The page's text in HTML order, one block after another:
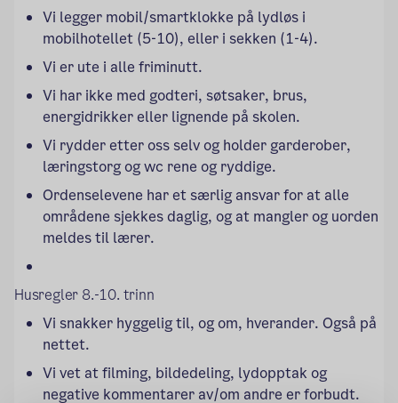
Vi legger mobil/smartklokke på lydløs i
mobilhotellet (5-10), eller i sekken (1-4).
Vi er ute i alle friminutt.
Vi har ikke med godteri, søtsaker, brus,
energidrikker eller lignende på skolen.
Vi rydder etter oss selv og holder garderober,
læringstorg og wc rene og ryddige.
Ordenselevene har et særlig ansvar for at alle
områdene sjekkes daglig, og at mangler og uorden
meldes til lærer.
Husregler 8.-10. trinn
Vi snakker hyggelig til, og om, hverander. Også på
nettet.
Vi vet at filming, bildedeling, lydopptak og
negative kommentarer av/om andre er forbudt.